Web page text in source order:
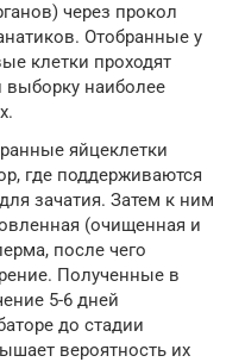
через прокол
Отобранные у
клетки проходят
выборку наиболее
яйцеклетки
где поддерживаются
зачатия. Затем к ним
(очищенная и
после чего
Полученные в
5-6 дней
до стадии
вероятность их